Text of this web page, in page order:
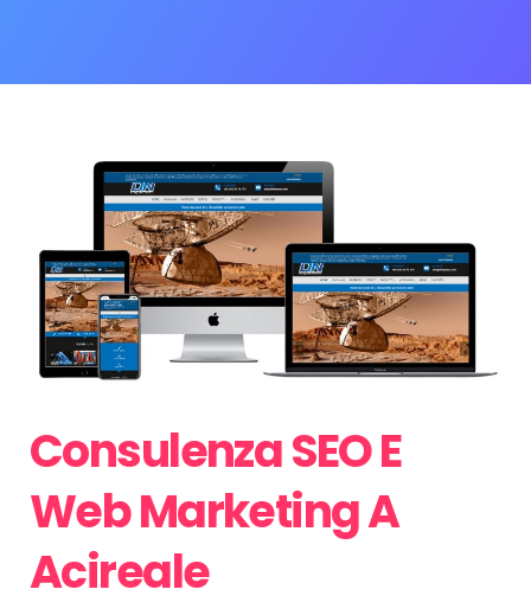
Consulenza SEO E
Web Marketing A
Acireale